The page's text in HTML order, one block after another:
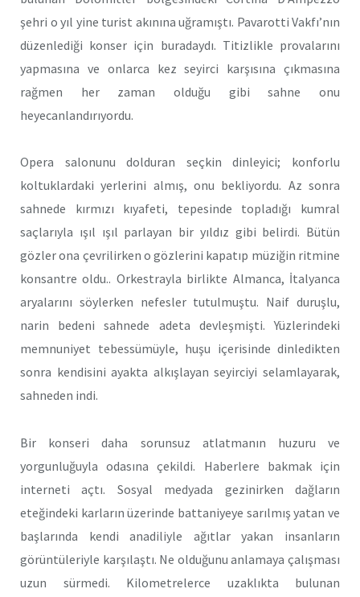
şehri o yıl yine turist akınına uğramıştı. Pavarotti Vakfı’nın
düzenlediği konser için buradaydı. Titizlikle provalarını
yapmasına ve onlarca kez seyirci karşısına çıkmasına
rağmen her zaman olduğu gibi sahne onu
heyecanlandırıyordu.
Opera salonunu dolduran seçkin dinleyici; konforlu
koltuklardaki yerlerini almış, onu bekliyordu. Az sonra
sahnede kırmızı kıyafeti, tepesinde topladığı kumral
saçlarıyla ışıl ışıl parlayan bir yıldız gibi belirdi. Bütün
gözler ona çevrilirken o gözlerini kapatıp müziğin ritmine
konsantre oldu.. Orkestrayla birlikte Almanca, İtalyanca
aryalarını söylerken nefesler tutulmuştu. Naif duruşlu,
narin bedeni sahnede adeta devleşmişti. Yüzlerindeki
memnuniyet tebessümüyle, huşu içerisinde dinledikten
sonra kendisini ayakta alkışlayan seyirciyi selamlayarak,
sahneden indi.
Bir konseri daha sorunsuz atlatmanın huzuru ve
yorgunluğuyla odasına çekildi. Haberlere bakmak için
interneti açtı. Sosyal medyada gezinirken dağların
eteğindeki karların üzerinde battaniyeye sarılmış yatan ve
başlarında kendi anadiliyle ağıtlar yakan insanların
görüntüleriyle karşılaştı. Ne olduğunu anlamaya çalışması
uzun sürmedi. Kilometrelerce uzaklıkta bulunan